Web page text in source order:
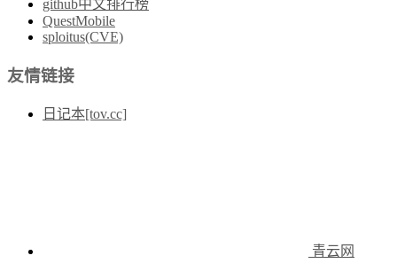
github中文排行榜
QuestMobile
sploitus(CVE)
友情链接
日记本[tov.cc]
青云网